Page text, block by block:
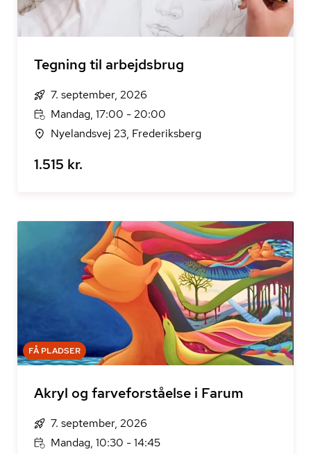
Tegning til arbejdsbrug
7. september, 2026
Mandag, 17:00 - 20:00
Nyelandsvej 23, Frederiksberg
1.515 kr.
FÅ PLADSER
Akryl og farveforståelse i Farum
7. september, 2026
Mandag, 10:30 - 14:45